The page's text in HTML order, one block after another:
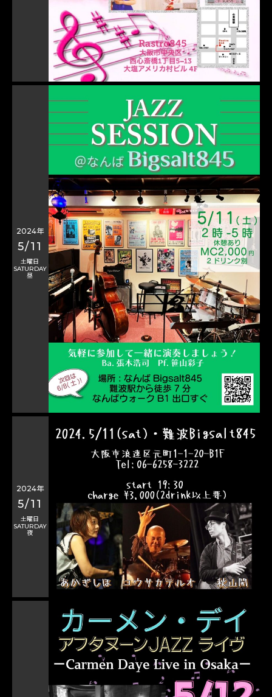
2024年
5/11
土曜日
SATURDAY
昼
2024年
5/11
土曜日
SATURDAY
夜